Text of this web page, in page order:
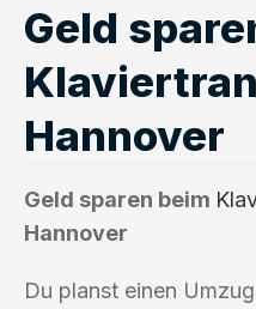
Geld
Hannover
Geld sparen beim
Hannover
Du planst einen